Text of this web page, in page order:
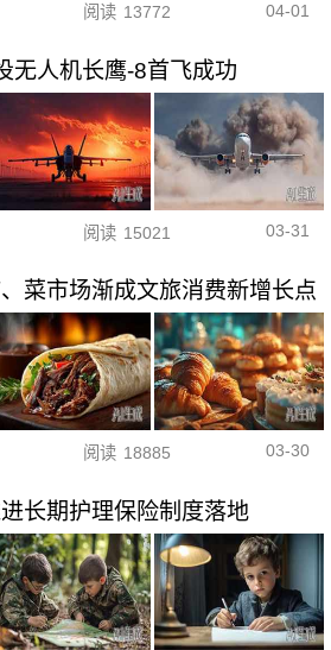
阅读 13772 04-01
无人机长鹰-8首飞成功
阅读 15021 03-31
菜市场渐成文旅消费新增长点
阅读 18885 03-30
长期护理保险制度落地